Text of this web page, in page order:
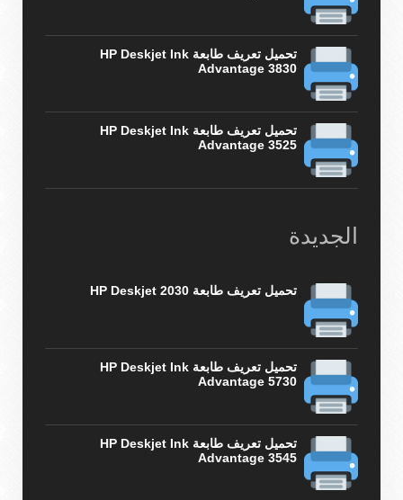
تحميل تعريف طابعة HP Deskjet Ink
Advantage 3830
تحميل تعريف طابعة HP Deskjet Ink
Advantage 3525
الجديدة
تحميل تعريف طابعة HP Deskjet 2030
تحميل تعريف طابعة HP Deskjet Ink
Advantage 5730
تحميل تعريف طابعة HP Deskjet Ink
Advantage 3545